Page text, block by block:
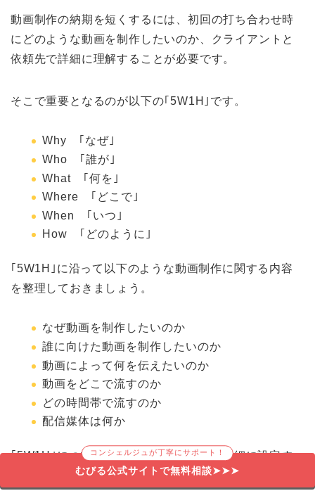
動画制作の納期を短くするには、初回の打ち合わせ時
にどのような動画を制作したいのか、クライアントと
依頼先で詳細に理解することが必要です。
そこで重要となるのが以下の｢5W1H｣です。
Why ｢なぜ｣
Who ｢誰が｣
What ｢何を｣
Where ｢どこで｣
When ｢いつ｣
How ｢どのように｣
｢5W1H｣に沿って以下のような動画制作に関する内容
を整理しておきましょう。
なぜ動画を制作したいのか
誰に向けた動画を制作したいのか
動画によって何を伝えたいのか
動画をどこで流すのか
どの時間帯で流すのか
配信媒体は何か
｢5W1H｣について考える際はできるだけ詳細に設定す
ることが重要です。
コンシェルジュが丁寧にサポート！
むびる公式サイトで無料相談➤➤➤